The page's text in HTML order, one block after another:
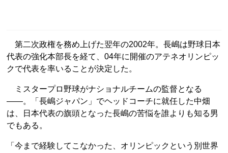
第二次政権を務め上げた翌年の2002年。長嶋は野球日本
代表の強化本部長を経て、04年に開催のアテネオリンピッ
クで代表を率いることが決定した。
ミスタープロ野球がナショナルチームの監督となる
――。「長嶋ジャパン」でヘッドコーチに就任した中畑
は、日本代表の旗頭となった長嶋の苦悩を誰よりも知る男
でもある。
「今まで経験してこなかった、オリンピックという別世界